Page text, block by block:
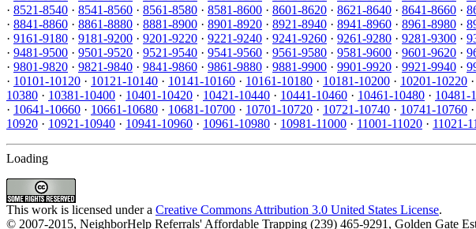
· 8521-8540 · 8541-8560 · 8561-8580 · 8581-8600 · 8601-8620 · 8621-8640 · 8641-8660 ·
· 8841-8860 · 8861-8880 · 8881-8900 · 8901-8920 · 8921-8940 · 8941-8960 · 8961-8980 ·
· 9161-9180 · 9181-9200 · 9201-9220 · 9221-9240 · 9241-9260 · 9261-9280 · 9281-9300 ·
· 9481-9500 · 9501-9520 · 9521-9540 · 9541-9560 · 9561-9580 · 9581-9600 · 9601-9620 ·
· 9801-9820 · 9821-9840 · 9841-9860 · 9861-9880 · 9881-9900 · 9901-9920 · 9921-9940 ·
· 10101-10120 · 10121-10140 · 10141-10160 · 10161-10180 · 10181-10200 · 10201-10220 ·
10380 · 10381-10400 · 10401-10420 · 10421-10440 · 10441-10460 · 10461-10480 · 10481-
· 10641-10660 · 10661-10680 · 10681-10700 · 10701-10720 · 10721-10740 · 10741-10760 ·
10920 · 10921-10940 · 10941-10960 · 10961-10980 · 10981-11000 · 11001-11020 · 11021-
Loading
This work is licensed under a Creative Commons Attribution 3.0 United States License.
© 2007-2015, NeighborHelp Referrals' Affordable Trapping (239) 465-9291, Golden Gate